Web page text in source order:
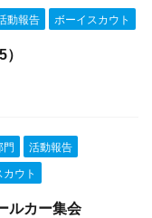
動報告 ボーイスカウト
門
活動報告
ウト
ルカー集会